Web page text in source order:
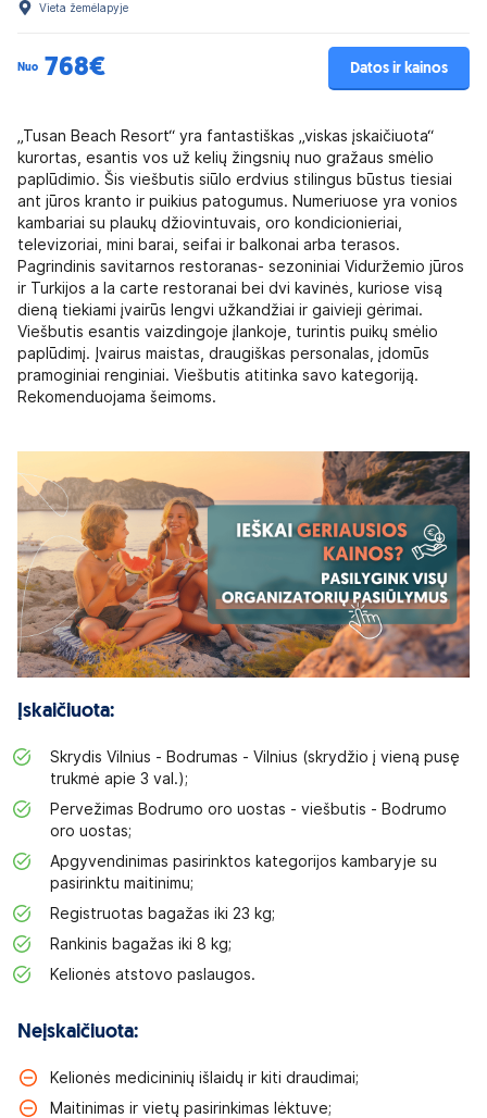
Vieta žemėlapyje
Nuo 768€ Datos ir kainos
„Tusan Beach Resort“ yra fantastiškas „viskas įskaičiuota“
kurortas, esantis vos už kelių žingsnių nuo gražaus smėlio
paplūdimio. Šis viešbutis siūlo erdvius stilingus būstus tiesiai
ant jūros kranto ir puikius patogumus. Numeriuose yra vonios
kambariai su plaukų džiovintuvais, oro kondicionieriai,
televizoriai, mini barai, seifai ir balkonai arba terasos.
Pagrindinis savitarnos restoranas- sezoniniai Viduržemio jūros
ir Turkijos a la carte restoranai bei dvi kavinės, kuriose visą
dieną tiekiami įvairūs lengvi užkandžiai ir gaivieji gėrimai.
Viešbutis esantis vaizdingoje įlankoje, turintis puikų smėlio
paplūdimį. Įvairus maistas, draugiškas personalas, įdomūs
pramoginiai renginiai. Viešbutis atitinka savo kategoriją.
Rekomenduojama šeimoms.
Įskaičiuota:
Skrydis Vilnius - Bodrumas - Vilnius (skrydžio į vieną pusę
trukmė apie 3 val.);
Pervežimas Bodrumo oro uostas - viešbutis - Bodrumo
oro uostas;
Apgyvendinimas pasirinktos kategorijos kambaryje su
pasirinktu maitinimu;
Registruotas bagažas iki 23 kg;
Rankinis bagažas iki 8 kg;
Kelionės atstovo paslaugos.
Neįskaičiuota:
Kelionės medicininių išlaidų ir kiti draudimai;
Maitinimas ir vietų pasirinkimas lėktuve;